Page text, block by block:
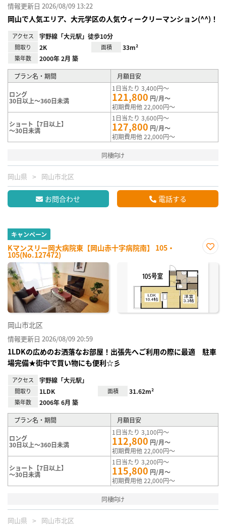
情報更新日 2026/08/09 13:22
岡山で人気エリア、大元学区の人気ウィークリーマンション(^^)！
アクセス 宇野線「大元駅」徒歩10分
間取り 2K 面積 33m²
築年数 2000年 2月 築
プラン名・期間 月額目安
ロング
30日以上～360日未満
1日当たり 3,400円～
121,800 円/月～
初期費用他 22,000円～
ショート【7日以上】
～30日未満
1日当たり 3,600円～
127,800 円/月～
初期費用他 22,000円～
同棲向け
岡山県 岡山市北区
お問合わせ 電話する
キャンペーン
Kマンスリー岡大病院東【岡山赤十字病院南】 105・
105(No.127472)
に入
岡山市北区
情報更新日 2026/08/09 20:59
1LDKの広めのお洒落なお部屋！出張先へご利用の際に最適 駐車
場完備★街中で買い物にも便利☆彡
アクセス 宇野線「大元駅」
間取り 1LDK 面積 31.62m²
築年数 2006年 6月 築
プラン名・期間 月額目安
ロング
30日以上～360日未満
1日当たり 3,100円～
112,800 円/月～
初期費用他 22,000円～
ショート【7日以上】
～30日未満
1日当たり 3,200円～
115,800 円/月～
初期費用他 22,000円～
同棲向け
岡山県 岡山市北区